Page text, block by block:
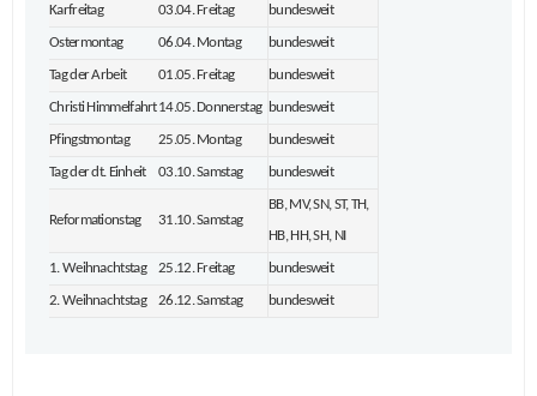
Karfreitag 03.04. Freitag bundesweit
Ostermontag 06.04. Montag bundesweit
Tag der Arbeit 01.05. Freitag bundesweit
Christi Himmelfahrt14.05. Donnerstag bundesweit
Pfingstmontag 25.05. Montag bundesweit
Tag der dt. Einheit 03.10. Samstag bundesweit
Reformationstag 31.10. Samstag
BB, MV, SN, ST, TH,
HB, HH, SH, NI
1. Weihnachtstag 25.12. Freitag bundesweit
2. Weihnachtstag 26.12. Samstag bundesweit